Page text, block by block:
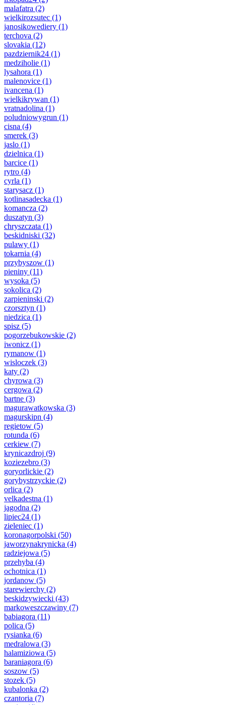
malafatra (2)
wielkirozsutec (1)
janosikowediery (1)
terchova (2)
slovakia (12)
pazdziernik24 (1)
medziholie (1)
lysahora (1)
malenovice (1)
ivancena (1)
wielkikrywan (1)
vratnadolina (1)
poludniowygrun (1)
cisna (4)
smerek (3)
jaslo (1)
dzielnica (1)
barcice (1)
rytro (4)
cyrla (1)
starysacz (1)
kotlinasadecka (1)
komancza (2)
duszatyn (3)
chryszczata (1)
beskidniski (32)
pulawy (1)
tokarnia (4)
przybyszow (1)
pieniny (11)
wysoka (5)
sokolica (2)
zarpieninski (2)
czorsztyn (1)
niedzica (1)
spisz (5)
pogorzebukowskie (2)
iwonicz (1)
rymanow (1)
wisloczek (3)
katy (2)
chyrowa (3)
cergowa (2)
bartne (3)
magurawatkowska (3)
magurskipn (4)
regietow (5)
rotunda (6)
cerkiew (7)
krynicazdroj (9)
koziezebro (3)
goryorlickie (2)
gorybystrzyckie (2)
orlica (2)
velkadestna (1)
jagodna (2)
lipiec24 (1)
zieleniec (1)
koronagorpolski (50)
jaworzynakrynicka (4)
radziejowa (5)
przehyba (4)
ochotnica (1)
jordanow (5)
starewierchy (2)
beskidzywiecki (43)
markoweszczawiny (7)
babiagora (11)
polica (5)
rysianka (6)
medralowa (3)
halamiziowa (5)
baraniagora (6)
soszow (5)
stozek (5)
kubalonka (2)
czantoria (7)